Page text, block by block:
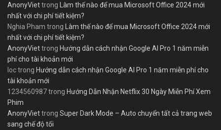
AnonyViettrong
Làm thế nào để mua Microsoft Office 2024 mới
nhất với chi phí tiết kiệm?
Nghia Pham trong
Làm thế nào để mua Microsoft Office 2024 mới
nhất với chi phí tiết kiệm?
AnonyViettrong Hướng dẫn cách nhận Google AI Pro 1 năm miễn
phí cho tài khoản mới
loctrong Hướng dẫn cách nhận Google AI Pro 1 năm miễn phí cho
tài khoản mới
1234560987trong Hướng Dẫn Nhận Netflix 30 Ngày Miễn Phí Xem
Phim
AnonyViettrong Super Dark Mode – Auto chuyển tất cả trang web
sang chế độ tối